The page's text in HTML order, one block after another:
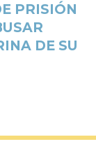
PRISIÓN
DE SU